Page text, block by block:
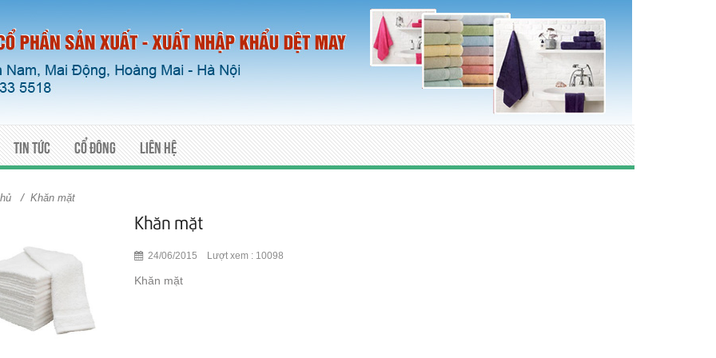
Tin tức Cổ đông Liên hệ
/ Khăn mặt
Khăn mặt
24/06/2015 Lượt xem : 10098
Khăn mặt